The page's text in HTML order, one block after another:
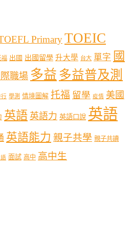
PrimaryTOEIC
福 出國 出國留學 升大學 台大 單字 國
職場 多益 多益普及測
行 學測 情境圖解 托福 留學 疫情 美國
英語 英語力 英語口說 英語
英語能力 親子共學 親子共讀
面試 高中 高中生